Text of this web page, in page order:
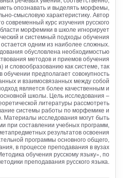
опознавать и выделять морфемы,
смысловую характеристику. Автор
современный курс изучения русского
морфемики в школе игнорирует
и системный подходы обучения
одним из наиболее сложных.
обусловлена необходимостью
методов и приемов обучения
и словообразованию как системе, так
обучении предполагает совокупность
и взаимосвязанных между собой
является более качественным и
школы. Цель исследования –
литературы рассмотреть
системы работы по морфемике и
Материалы исследования могут быть
при составлении учебных программ,
результатов освоения
программы основного общего,
в процессе преподавания в вузах
обучения русскому языку», по
преподавания русского языка.